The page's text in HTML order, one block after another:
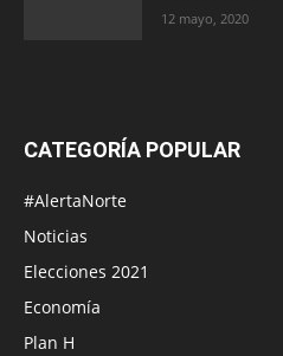
12 mayo, 2020
CATEGORÍA POPULAR
#AlertaNorte
Noticias
Elecciones 2021
Economía
Plan H